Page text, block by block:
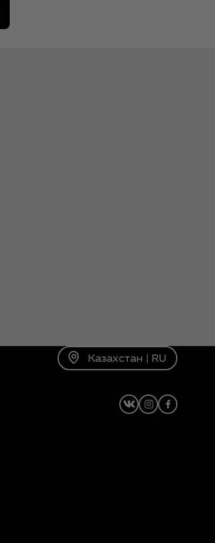
Казахстан | RU
vk Instagram
Facebook